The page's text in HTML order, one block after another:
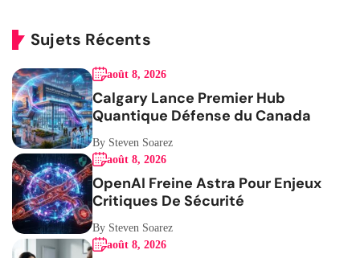
Sujets Récents
août 8, 2026
Calgary Lance Premier Hub
Quantique Défense du Canada
By Steven Soarez
août 8, 2026
OpenAI Freine Astra Pour Enjeux
Critiques De Sécurité
By Steven Soarez
août 8, 2026